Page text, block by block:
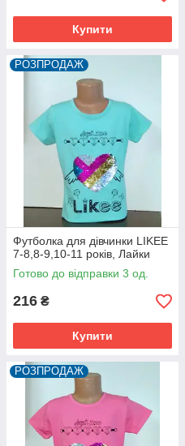
Купити
РОЗПРОДАЖ
Футболка для дівчинки LIKEE
7-8,8-9,10-11 років, Лайки
Готово до відправки 3 од.
216 ₴
Купити
РОЗПРОДАЖ